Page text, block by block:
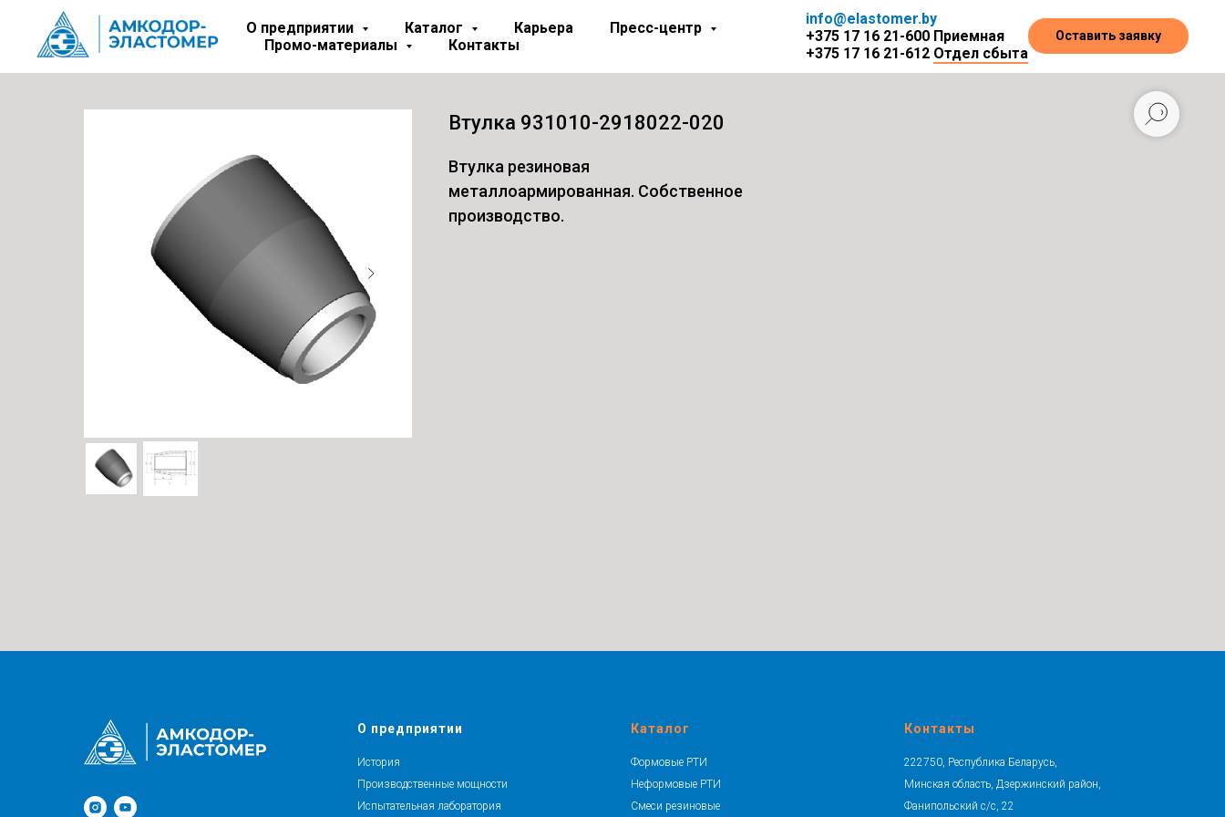
О предприятии Каталог Карьера
Пресс-центр
Промо-материалы
Контакты
info@elastomer.by
+375 17 16 21-600 Приемная
+375 17 16 21-612 Отдел сбыта
Оставить заявку
Втулка 931010-2918022-020
Втулка резиновая
металлоармированная. Собственное
производство.
О предприятии
История
Производственные мощности
Испытательная лаборатория
Каталог
Формовые РТИ
Неформовые РТИ
Смеси резиновые
Контакты
222750, Республика Беларусь,
Минская область, Дзержинский район,
Фанипольский с/с, 22